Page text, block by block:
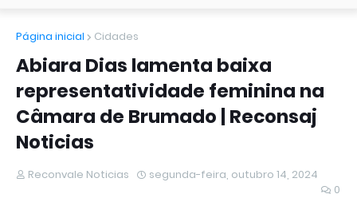
Página inicial Cidades
Abiara Dias lamenta baixa
representatividade feminina na
Câmara de Brumado | Reconsaj
Noticias
Reconvale Noticias
segunda-feira, outubro 14, 2024
0